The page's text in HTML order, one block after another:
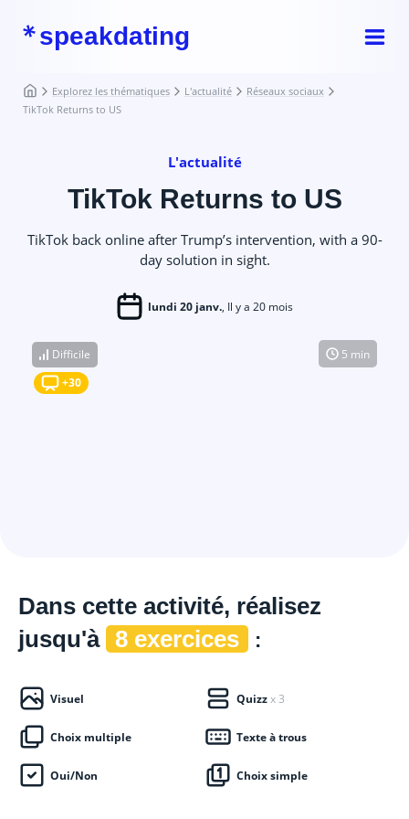
speakdating
Explorez les thématiques L'actualité
Réseaux sociaux
TikTok Returns to US
L'actualité
TikTok Returns to US
TikTok back online after Trump’s intervention, with a 90-
day solution in sight.
lundi 20 janv., Il y a 20 mois
Difficile
+30
5 min
Dans cette activité, réalisez
jusqu'à 8 exercices :
Visuel Quizzx 3
Choix multiple Texte à trous
Oui/Non Choix simple